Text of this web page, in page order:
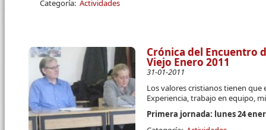
Categoría: Actividades
Crónica del Encuentro
Viejo Enero 2011
31-01-2011
Los valores cristianos tienen
Experiencia, trabajo en equipo,
Primera jornada: lunes 24